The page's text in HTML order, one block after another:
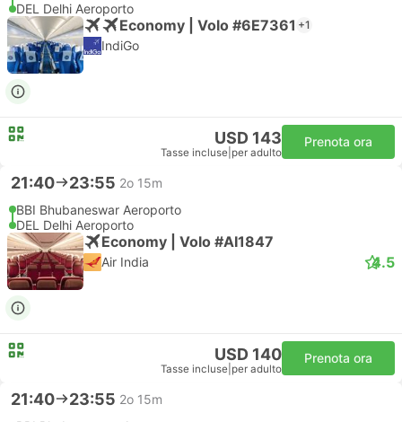
DEL Delhi Aeroporto
Economy | Volo #6E7361 +1
IndiGo
USD 143
Tasse incluse per adulto
Prenota ora
21:40 23:55 2o 15m
BBI Bhubaneswar Aeroporto
DEL Delhi Aeroporto
Economy | Volo #AI1847
Air India 4.5
USD 140
Tasse incluse per adulto
Prenota ora
21:40 23:55 2o 15m